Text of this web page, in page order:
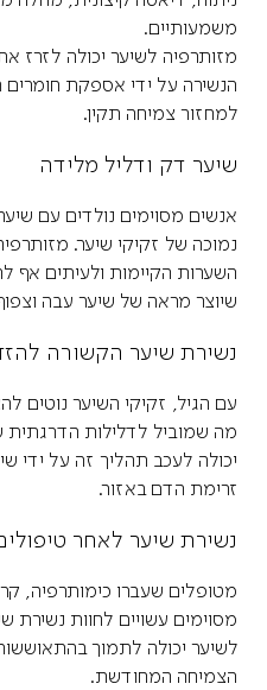
משמעותיים.
מזותרפיה לשיער יכולה לזרז
הנשירה על ידי אספקת חומרים
למחזור צמיחה תקין.
שיער דק ודליל מלידה
אנשים מסוימים נולדים עם
נמוכה של זקיקי שיער. מזותרפיה
השערות הקיימות ולעיתים אף
שיוצר מראה של שיער עבה וצפוף
נשירת שיער הקשורה
עם הגיל, זקיקי השיער נוטים
מה שמוביל לדלילות הדרגתית
יכולה לעכב תהליך זה על ידי
זרימת הדם באזור.
נשירת שיער לאחר
מטופלים שעברו כימותרפיה,
מסוימים עשויים לחוות נשירת
לשיער יכולה לתמוך
הצמיחה המחודשת.